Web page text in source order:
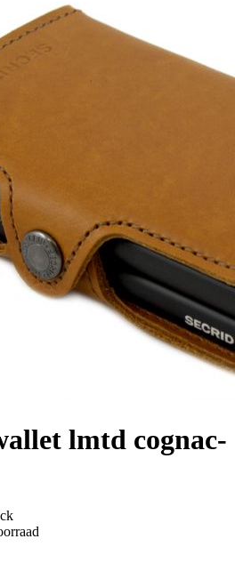
lmtd cognac-